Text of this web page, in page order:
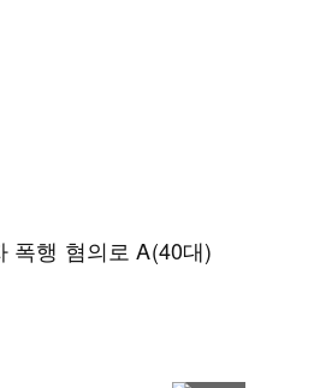
폭행 혐의로 A(40대)